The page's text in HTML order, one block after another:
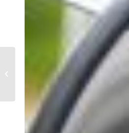
neuve : Tendances et
conseils pour un
projet réussi